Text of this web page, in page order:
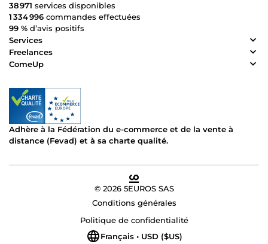
38 971 services disponibles
1 334 996 commandes effectuées
99 % d’avis positifs
Services
Freelances
ComeUp
Adhère à la Fédération du e-commerce et de la vente à
distance (Fevad) et à sa charte qualité.
© 2026 5EUROS SAS
Conditions générales
Politique de confidentialité
Français • USD ($US)